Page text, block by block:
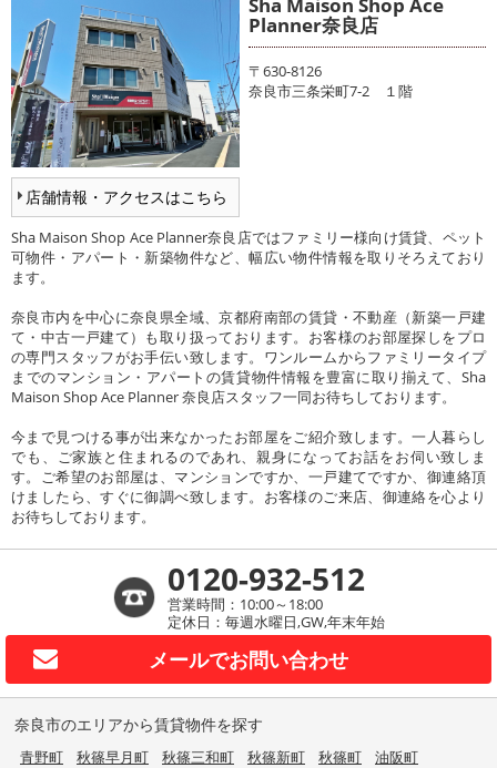
店舗情報・アクセスはこちら
Planner奈良店
〒630-8126
奈良市三条栄町7-2 １階
Sha Maison Shop Ace Planner奈良店ではファミリー様向け賃貸、ペット
可物件・アパート・新築物件など、幅広い物件情報を取りそろえており
ます。
奈良市内を中心に奈良県全域、京都府南部の賃貸・不動産（新築一戸建
て・中古一戸建て）も取り扱っております。お客様のお部屋探しをプロ
の専門スタッフがお手伝い致します。ワンルームからファミリータイプ
までのマンション・アパートの賃貸物件情報を豊富に取り揃えて、Sha
Maison Shop Ace Planner 奈良店スタッフ一同お待ちしております。
今まで見つける事が出来なかったお部屋をご紹介致します。一人暮らし
でも、ご家族と住まれるのであれ、親身になってお話をお伺い致しま
す。ご希望のお部屋は、マンションですか、一戸建てですか、御連絡頂
けましたら、すぐに御調べ致します。お客様のご来店、御連絡を心より
お待ちしております。
0120-932-512
営業時間：10:00～18:00
定休日：毎週水曜日,GW,年末年始
メールでお問い合わせ
奈良市のエリアから賃貸物件を探す
青野町 秋篠早月町 秋篠三和町 秋篠新町 秋篠町
油阪町